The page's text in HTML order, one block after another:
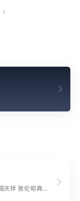
字辈：本至善 顺豫自成康 积厚开荣发 升恒锡庆祥 敦伦昭典则 起绪广纯良 新邵武安益 湘原誉颂扬